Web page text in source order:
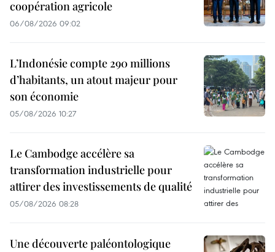
coopération agricole
06/08/2026 09:02
L’Indonésie compte 290 millions
d’habitants, un atout majeur pour
son économie
05/08/2026 10:27
Le Cambodge accélère sa
transformation industrielle pour
attirer des investissements de qualité
05/08/2026 08:28
Une découverte paléontologique